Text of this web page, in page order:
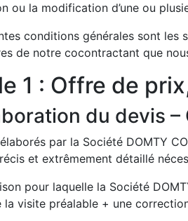
ou la modification d’une ou
conditions générales sont les
de notre cocontractant que
1 : Offre de
du devis
par la Société DOMTY
et extrêmement détaillé
pour laquelle la Société
la visite préalable + une